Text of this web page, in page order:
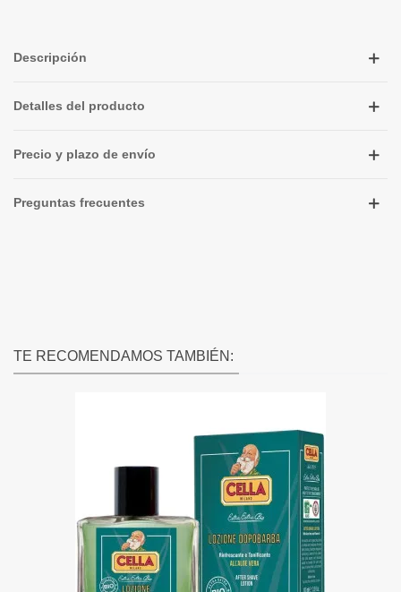
Descripción
Detalles del producto
Precio y plazo de envío
Preguntas frecuentes
TE RECOMENDAMOS TAMBIÉN: